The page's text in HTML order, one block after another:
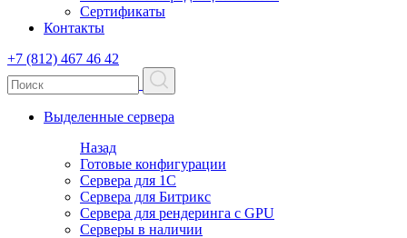
Сертификаты
Контакты
+7 (812) 467 46 42
Выделенные сервера
Назад
Готовые конфигурации
Сервера для 1С
Сервера для Битрикс
Сервера для рендеринга с GPU
Серверы в наличии